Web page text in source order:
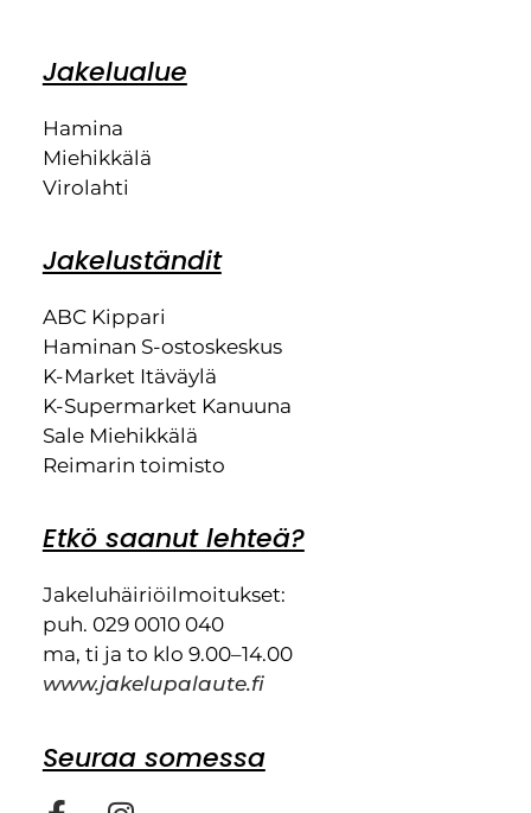
Jakelualue
Hamina
Miehikkälä
Virolahti
Jakeluständit
ABC Kippari
Haminan S-ostoskeskus
K-Market Itäväylä
K-Supermarket Kanuuna
Sale Miehikkälä
Reimarin toimisto
Etkö saanut lehteä?
Jakeluhäiriöilmoitukset:
puh. 029 0010 040
ma, ti ja to klo 9.00–14.00
www.jakelupalaute.fi
Seuraa somessa